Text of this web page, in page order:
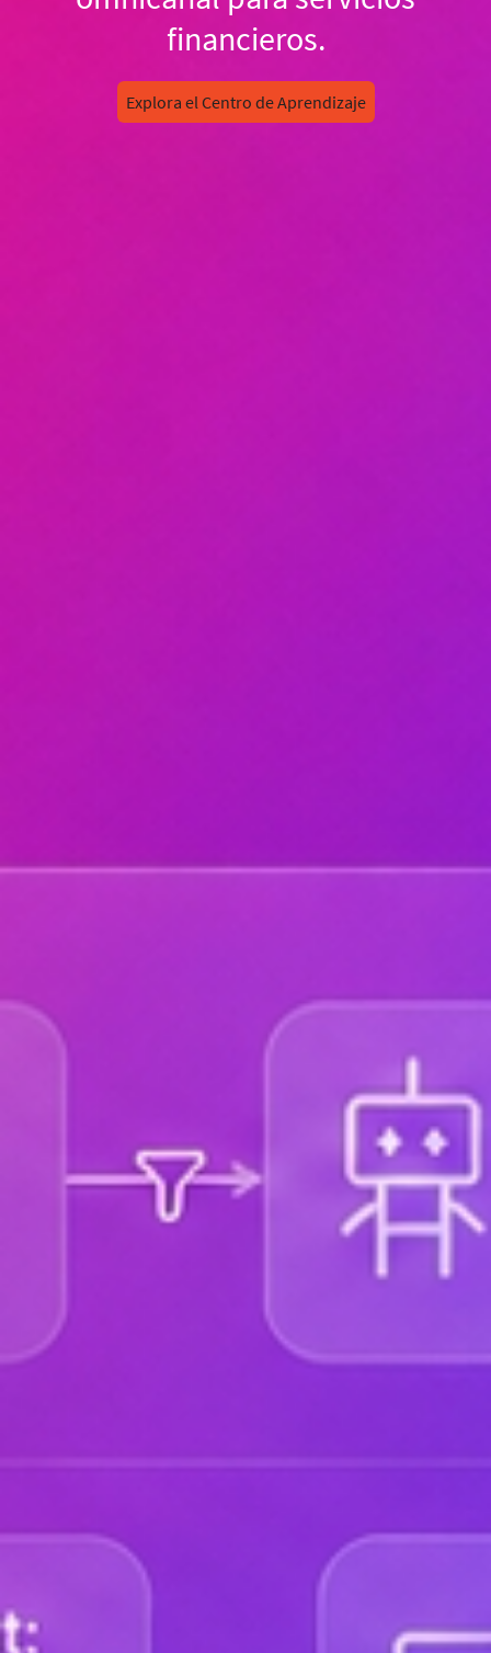
financieros.
Explora el Centro de Aprendizaje